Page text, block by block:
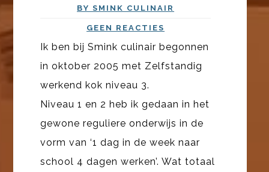
BY SMINK CULINAIR
GEEN REACTIES
Ik ben bij Smink culinair begonnen
in oktober 2005 met Zelfstandig
werkend kok niveau 3.
Niveau 1 en 2 heb ik gedaan in het
gewone reguliere onderwijs in de
vorm van ‘1 dag in de week naar
school 4 dagen werken’. Wat totaal